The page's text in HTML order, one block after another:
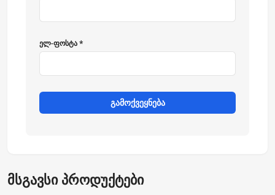
ელ-ფოსტა *
გამოქვეყნება
მსგავსი პროდუქტები